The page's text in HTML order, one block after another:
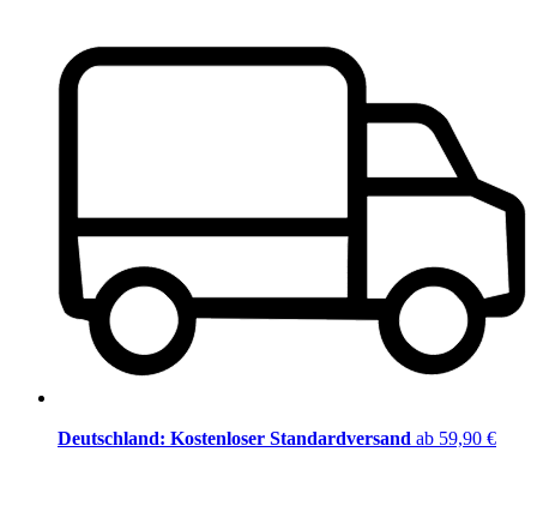
Deutschland: Kostenloser Standardversand ab 59,90 €